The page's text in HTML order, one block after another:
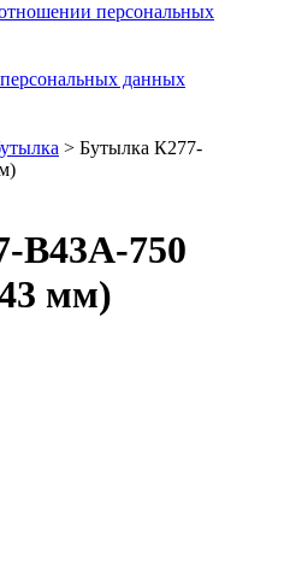
персональных
персональных данных
> Бутылка К277-
В43А-750
мм)